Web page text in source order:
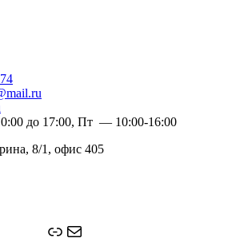
до 17:00, Пт — 10:00-16:00
8/1, офис 405
Ссылка
Почта